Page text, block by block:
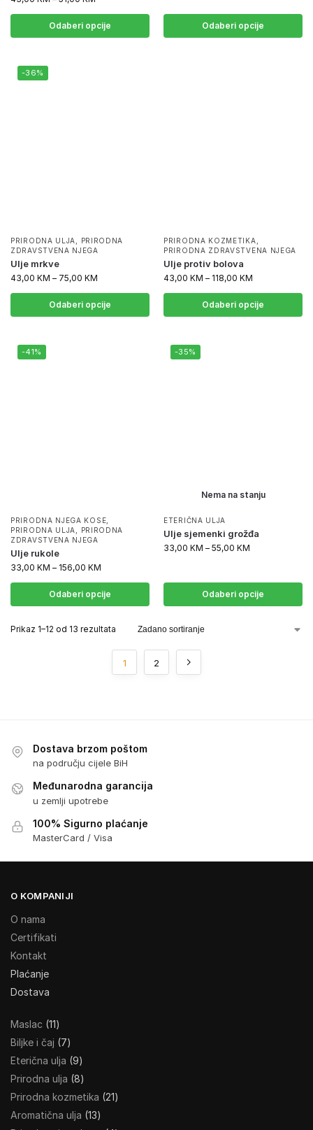
Odaberi opcije Odaberi opcije
-36%
PRIRODNA ULJA
PRIRODNA
ZDRAVSTVENA NJEGA
Ulje mrkve
43,00 KM – 75,00 KM
Odaberi opcije
PRIRODNA KOZMETIKA
PRIRODNA ZDRAVSTVENA NJEGA
Ulje protiv bolova
43,00 KM – 118,00 KM
Odaberi opcije
-41%
PRIRODNA NJEGA KOSE
PRIRODNA ULJA
PRIRODNA
ZDRAVSTVENA NJEGA
Ulje rukole
33,00 KM – 156,00 KM
Odaberi opcije
-35%
Nema na stanju
ETERIČNA ULJA
Ulje sjemenki grožđa
33,00 KM – 55,00 KM
Odaberi opcije
Prikaz 1–12 od 13 rezultata
1 2
Dostava brzom poštom
na području cijele BiH
Međunarodna garancija
u zemlji upotrebe
100% Sigurno plaćanje
MasterCard / Visa
O KOMPANIJI
O nama
Certifikati
Kontakt
Plaćanje
Dostava
Maslac 11
Biljke i čaj
7
Eterična ulja 9
Prirodna ulja 8
Prirodna kozmetika
21
Aromatična ulja 13